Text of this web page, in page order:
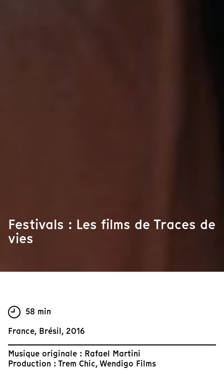
Festivals : Les films de Traces de
vies
58 min
France, Brésil, 2016
Musique originale : Rafael Martini
Production : Trem Chic, Wendigo Films